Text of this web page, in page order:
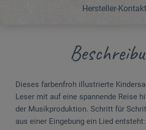
Hersteller-Kontakt
Dieses farbenfroh illustrierte
Leser mit auf eine spannende Reise
der Musikproduktion. Schritt für
aus einer Eingebung ein Lied